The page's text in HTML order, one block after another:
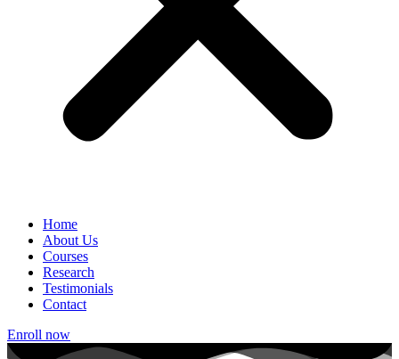
Home
About Us
Courses
Research
Testimonials
Contact
Enroll now